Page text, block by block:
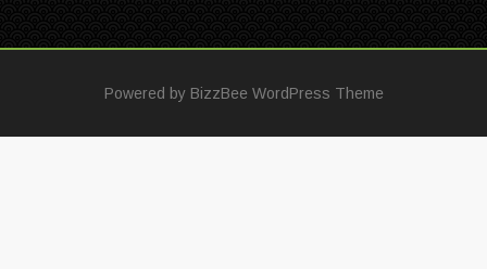
Powered by BizzBee WordPress Theme